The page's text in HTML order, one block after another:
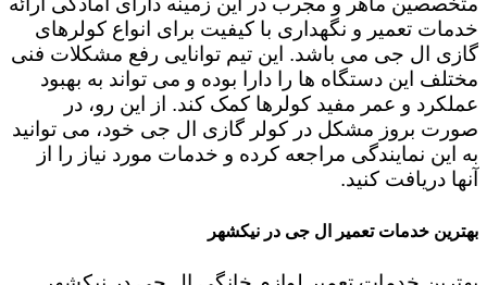
خدمات تعمیر و نگهداری با کیفیت برای انواع کولرهای
گازی ال جی می باشد. این تیم توانایی رفع مشکلات فنی
مختلف این دستگاه ها را دارا بوده و می تواند به بهبود
عملکرد و عمر مفید کولرها کمک کند. از این رو، در
صورت بروز مشکل در کولر گازی ال جی خود، می توانید
به این نمایندگی مراجعه کرده و خدمات مورد نیاز را از
آنها دریافت کنید.
بهترین خدمات تعمیر ال جی در نیکشهر